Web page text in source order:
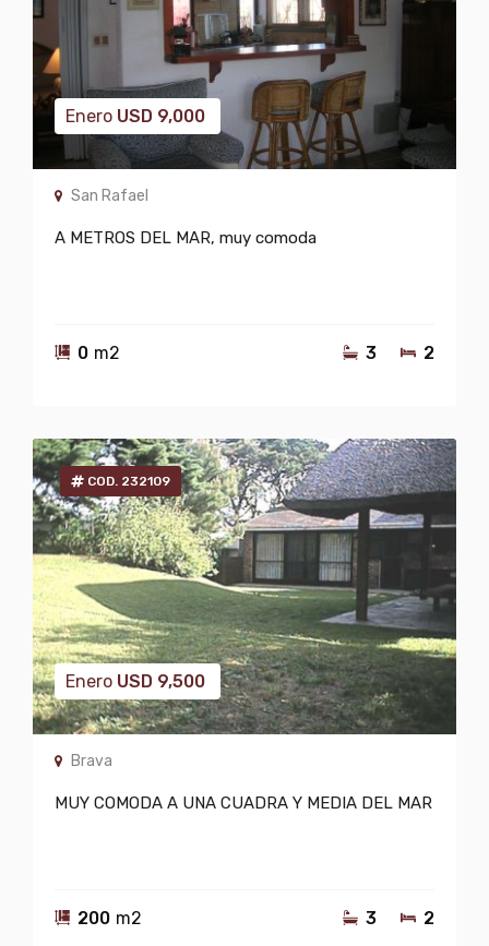
Enero USD 9,000
San Rafael
A METROS DEL MAR, muy comoda
0 m2 2
3
COD. 232109
Enero USD 9,500
Brava
MUY COMODA A UNA CUADRA Y MEDIA DEL MAR
200 m2 2
3